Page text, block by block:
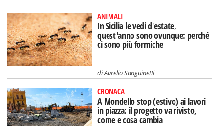
ANIMALI
In Sicilia le vedi d'estate,
quest'anno sono ovunque: perché
ci sono più formiche
diAurelio Sanguinetti
CRONACA
A Mondello stop (estivo) ai lavori
in piazza: il progetto va rivisto,
come e cosa cambia